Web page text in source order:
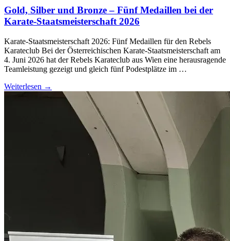
Gold, Silber und Bronze – Fünf Medaillen bei der
Karate-Staatsmeisterschaft 2026
Karate-Staatsmeisterschaft 2026: Fünf Medaillen für den Rebels
Karateclub Bei der Österreichischen Karate-Staatsmeisterschaft am
4. Juni 2026 hat der Rebels Karateclub aus Wien eine herausragende
Teamleistung gezeigt und gleich fünf Podestplätze im …
Weiterlesen →